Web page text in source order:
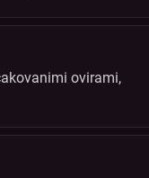
ovirami,